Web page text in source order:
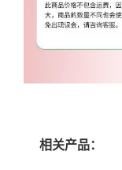
相关产品：